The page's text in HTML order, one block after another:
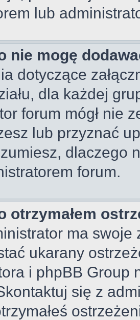
lub
nie mogę
dotyczące
dla każdej
forum mógł nie
lub przyznać
dlaczego
forum.
otrzymałem
ma swoje
ukarany
i phpBB Group
się z